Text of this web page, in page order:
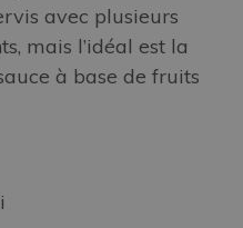
avec plusieurs
mais l’idéal est la
à base de fruits